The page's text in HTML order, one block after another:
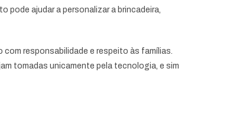
pode ajudar a personalizar a brincadeira,
responsabilidade e respeito às famílias.
tomadas unicamente pela tecnologia, e sim